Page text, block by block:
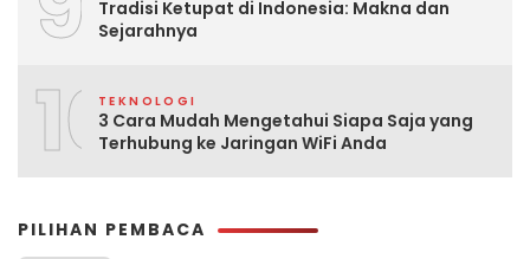
Tradisi Ketupat di Indonesia: Makna dan
Sejarahnya
10TEKNOLOGI
3 Cara Mudah Mengetahui Siapa Saja yang
Terhubung ke Jaringan WiFi Anda
PILIHAN PEMBACA